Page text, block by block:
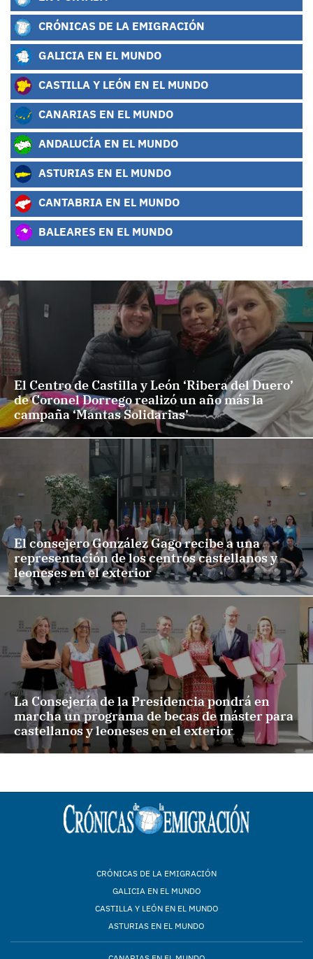
CRÓNICAS DE LA EMIGRACIÓN
GALICIA EN EL MUNDO
CASTILLA Y LEÓN EN EL MUNDO
CANARIAS EN EL MUNDO
ANDALUCÍA EN EL MUNDO
ASTURIAS EN EL MUNDO
CANTABRIA EN EL MUNDO
BALEARES EN EL MUNDO
El Centro de Castilla y León ‘Ribera del Duero’
de Coronel Dorrego realizó un año más la
campaña ‘Mantas Solidarias’
El consejero González Gago recibe a una
representación de los centros castellanos y
leoneses en el exterior
La Consejería de la Presidencia pondrá en
marcha un programa de becas de máster para
castellanos y leoneses en el exterior
CRÓNICAS DE LA EMIGRACIÓN
GALICIA EN EL MUNDO
CASTILLA Y LEÓN EN EL MUNDO
ASTURIAS EN EL MUNDO